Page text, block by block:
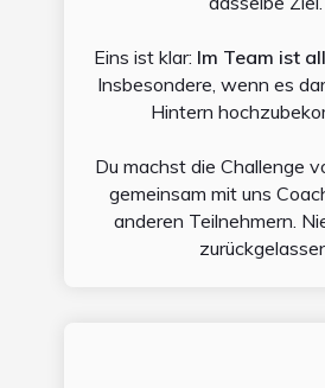
Eins ist klar: Im Team ist
Insbesondere, wenn es
Hintern
Du machst die Challenge
gemeinsam mit uns
anderen Teilnehmern.